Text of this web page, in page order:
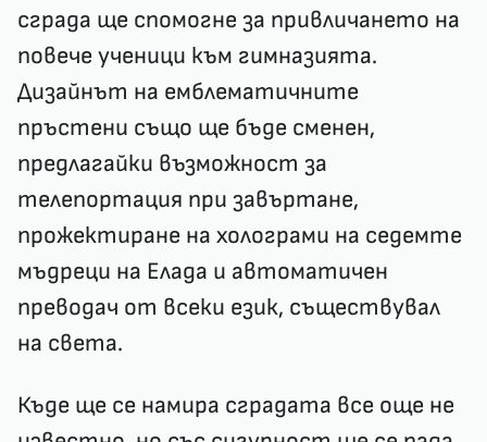
сграда ще спомогне за привличането на
повече ученици към гимназията.
Дизайнът на емблематичните
пръстени също ще бъде сменен,
предлагайки възможност за
телепортация при завъртане,
прожектиране на холограми на седемте
мъдреци на Елада и автоматичен
преводач от всеки език, съществувал
на света.
Къде ще се намира сградата все още не